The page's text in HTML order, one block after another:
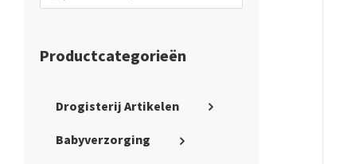
Productcategorieën
Drogisterij Artikelen
Babyverzorging